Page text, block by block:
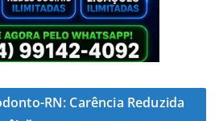
RN: Carência Reduzida